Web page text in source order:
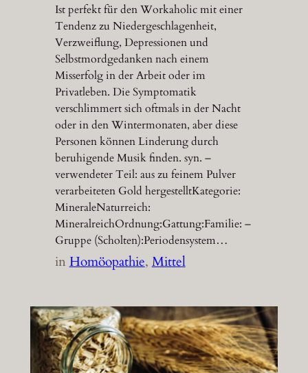
Ist perfekt für den Workaholic mit einer
Tendenz zu Niedergeschlagenheit,
Verzweiflung, Depressionen und
Selbstmordgedanken nach einem
Misserfolg in der Arbeit oder im
Privatleben. Die Symptomatik
verschlimmert sich oftmals in der Nacht
oder in den Wintermonaten, aber diese
Personen können Linderung durch
beruhigende Musik finden. syn. –
verwendeter Teil: aus zu feinem Pulver
verarbeiteten Gold hergestelltKategorie:
MineraleNaturreich:
MineralreichOrdnung:Gattung:Familie: –
Gruppe (Scholten):Periodensystem…
inHomöopathie, Mittel